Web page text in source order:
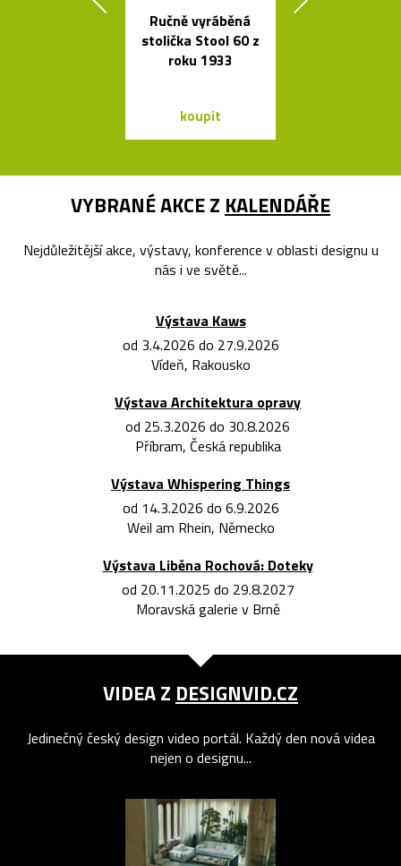
Ručně vyráběná
stolička Stool 60 z
roku 1933
koupit
VYBRANÉ AKCE Z KALENDÁŘE
Nejdůležitější akce, výstavy, konference v oblasti designu u
nás i ve světě...
Výstava Kaws
od 3.4.2026 do 27.9.2026
Vídeň, Rakousko
Výstava Architektura opravy
od 25.3.2026 do 30.8.2026
Příbram, Česká republika
Výstava Whispering Things
od 14.3.2026 do 6.9.2026
Weil am Rhein, Německo
Výstava Liběna Rochová: Doteky
od 20.11.2025 do 29.8.2027
Moravská galerie v Brně
VIDEA Z DESIGNVID.CZ
Jedinečný český design video portál. Každý den nová videa
nejen o designu...